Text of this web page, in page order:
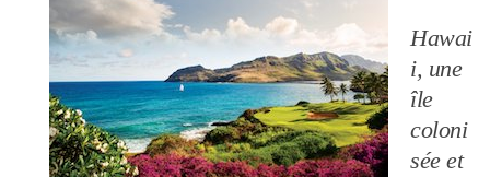
Hawai
i, une
île
coloni
sée et